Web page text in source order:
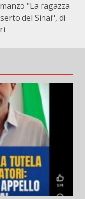
"La ragazza
del Sinai", di